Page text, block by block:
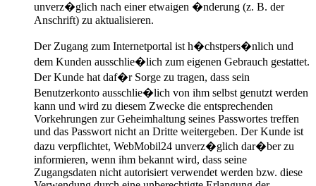
unverz�glich nach einer etwaigen �nderung (z. B. der
Anschrift) zu aktualisieren.
Der Zugang zum Internetportal ist h�chstpers�nlich und
dem Kunden ausschlie�lich zum eigenen Gebrauch gestattet.
Der Kunde hat daf�r Sorge zu tragen, dass sein
Benutzerkonto ausschlie�lich von ihm selbst genutzt werden
kann und wird zu diesem Zwecke die entsprechenden
Vorkehrungen zur Geheimhaltung seines Passwortes treffen
und das Passwort nicht an Dritte weitergeben. Der Kunde ist
dazu verpflichtet, WebMobil24 unverz�glich dar�ber zu
informieren, wenn ihm bekannt wird, dass seine
Zugangsdaten nicht autorisiert verwendet werden bzw. diese